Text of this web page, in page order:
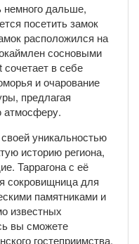
немного дальше,
посетить замок
расположился на
сосновыми
в себе
и очарование
предлагая
атмосферу.
уникальностью
историю региона,
Таррагона с её
сокровищница для
памятниками и
известных
вы сможете
гостеприимства,